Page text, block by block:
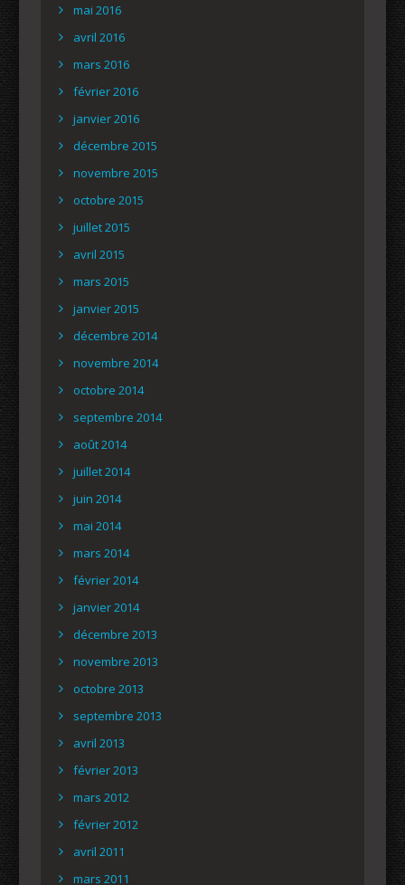
mai 2016
avril 2016
mars 2016
février 2016
janvier 2016
décembre 2015
novembre 2015
octobre 2015
juillet 2015
avril 2015
mars 2015
janvier 2015
décembre 2014
novembre 2014
octobre 2014
septembre 2014
août 2014
juillet 2014
juin 2014
mai 2014
mars 2014
février 2014
janvier 2014
décembre 2013
novembre 2013
octobre 2013
septembre 2013
avril 2013
février 2013
mars 2012
février 2012
avril 2011
mars 2011